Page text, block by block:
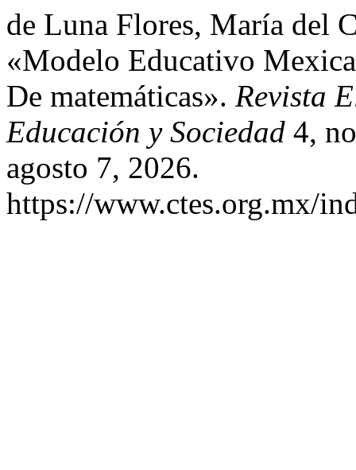
de Luna Flores, María del
«Modelo Educativo
De matemáticas». Revista
Educación y Sociedad 4,
agosto 7, 2026.
https://www.ctes.org.mx/